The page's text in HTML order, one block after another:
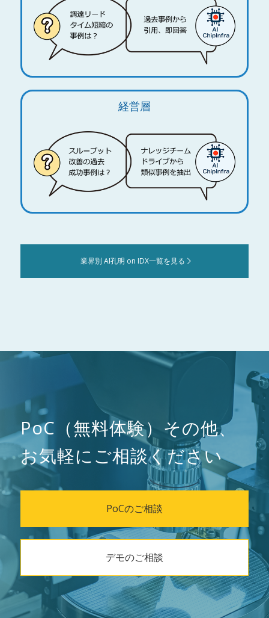
経営層
業界別 AI孔明 on IDX一覧を見る
PoC（無料体験）その他、
お気軽にご相談ください
PoCのご相談
デモのご相談